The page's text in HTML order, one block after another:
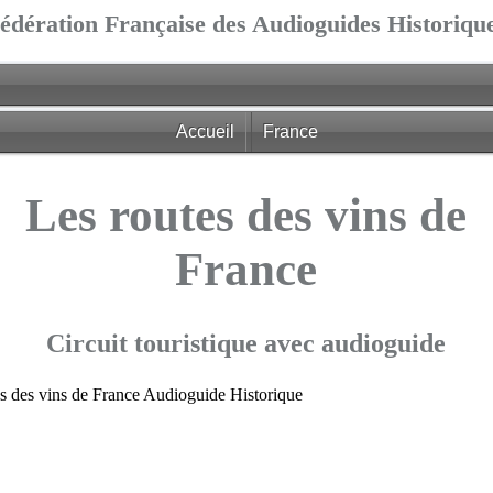
Française des Audioguides
Accueil France
Les routes des vins de
France
Circuit touristique avec audioguide